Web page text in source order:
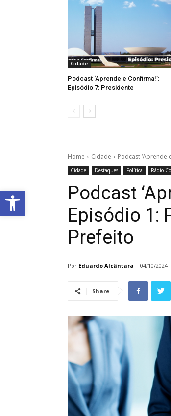
Cidade
Podcast ‘Aprende e Confirma!’:
Episódio 7: Presidente